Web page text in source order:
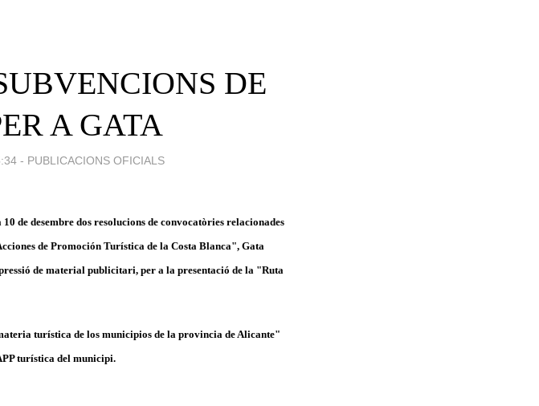
DE
A GATA
- PUBLICACIONS OFICIALS
de desembre dos resolucions de convocatòries relacionades
de Promoción Turística de la Costa Blanca", Gata
de material publicitari, per a la presentació de la "Ruta
turística de los municipios de la provincia de Alicante"
turística del municipi.